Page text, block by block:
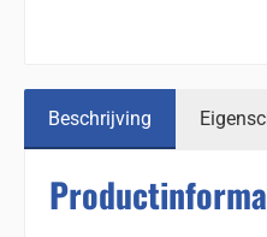
Beschrijving